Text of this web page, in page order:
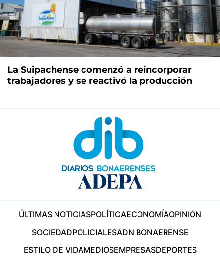
La Suipachense comenzó a reincorporar
trabajadores y se reactivó la producción
ÚLTIMAS NOTICIASPOLÍTICAECONOMÍAOPINIÓN
SOCIEDADPOLICIALESADN BONAERENSE
ESTILO DE VIDAMEDIOSEMPRESASDEPORTES